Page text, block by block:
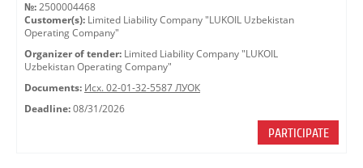
№: 2500004468
Customer(s): Limited Liability Company "LUKOIL Uzbekistan
Operating Company"
Organizer of tender: Limited Liability Company "LUKOIL
Uzbekistan Operating Company"
Documents: Исх. 02-01-32-5587 ЛУОК
Deadline: 08/31/2026
PARTICIPATE